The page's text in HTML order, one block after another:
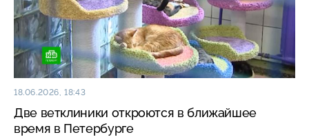
18.06.2026, 18:43
Две ветклиники откроются в ближайшее
время в Петербурге